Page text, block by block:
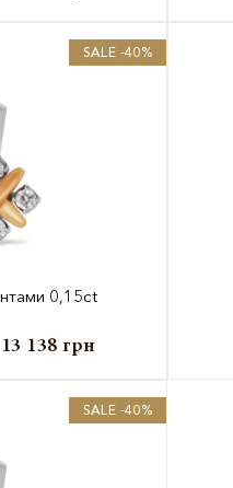
SALE -40%
0,15ct
13 138 грн
SALE -40%